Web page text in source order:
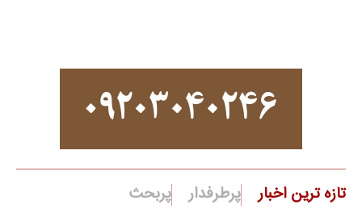
تازه ترین اخبار پرطرفدار پربحث